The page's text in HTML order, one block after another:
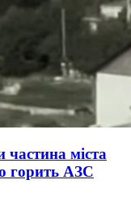
частина міста
горить АЗС